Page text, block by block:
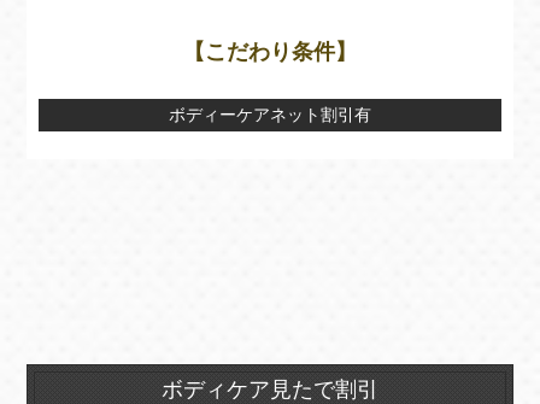
【こだわり条件】
ボディーケアネット割引有
ボディケア見たで割引